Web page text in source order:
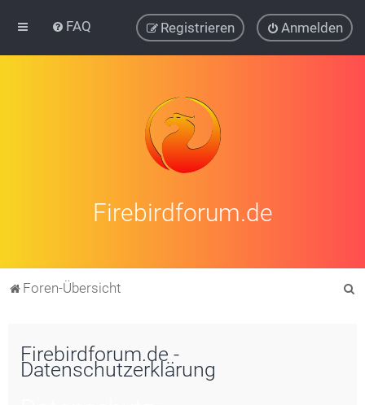
FAQ Anmelden
Registrieren
Firebirdforum.de
Foren-Übersicht
Firebirdforum.de -
Datenschutzerklärung